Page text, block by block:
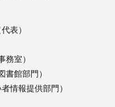
表）
務室）
館部門）
情報提供部門）